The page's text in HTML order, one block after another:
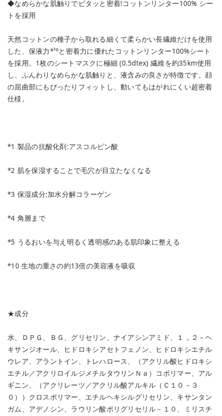
◆なめらかな肌触りでピタッと密着!コットンリンター100% シー
トを採用
天然コットンの種子から取れる細くて柔らかい長繊維だけを使用
した、保液力*¹⁰と密着力に優れたコットンリンター100%シート
を採用。1枚のシートマスクに極細 (0.5dtex) 繊維を約35km使用
し、ふんわりなめらかな肌触りと、液含みの良さが特徴です。顔
の屈曲部にもぴったりフィットし、動いてもはがれにくい超密着
仕様。
*1 製品の抗酸化剤:アスコルビン酸
*2 肌を保湿することで毛穴が目立たなくなる
*3 保湿成分:加水分解コラーゲン
*4 角層まで
*5 うるおいを与え明るく透明感のある肌印象に整える
*10 生地の重さの約13倍の美容液を吸収
★成分
水、ＤＰＧ、ＢＧ、グリセリン、ナイアシンアミド、１，２－ヘ
キサンジオール、ヒドロキシアセトフェノン、ヒドロキシエチル
ウレア、アラントイン、トレハロース、（アクリル酸ヒドロキシ
エチル／アクリロイルジメチルタウリンＮａ）コポリマー、アル
ギニン、（アクリレーツ／アクリル酸アルキル（Ｃ１０－３
０））クロスポリマー、エチルヘキシルグリセリン、キサンタン
ガム、アデノシン、ラウリン酸ポリグリセリル－１０、ミリスチ